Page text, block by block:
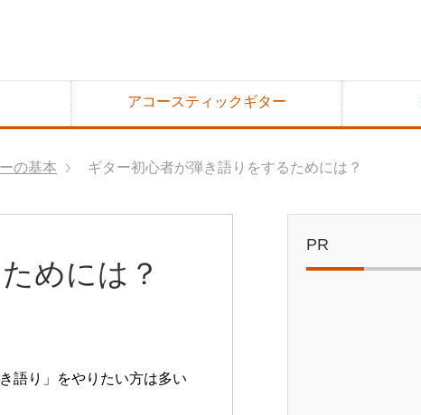
アコースティックギター
の基本 ギター初心者が弾き語りをするためには？
めには？
語り」をやりたい方は多い
PR